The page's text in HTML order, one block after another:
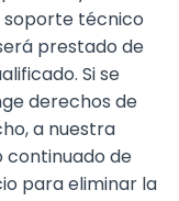
soporte técnico
prestado de
Si se
derechos de
a nuestra
continuado de
para eliminar la